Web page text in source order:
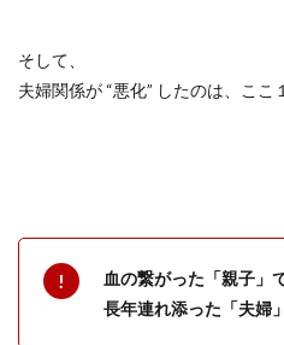
そして、
夫婦関係が “悪化” したのは、ここ
血の繋がった「親子」
長年連れ添った「夫婦